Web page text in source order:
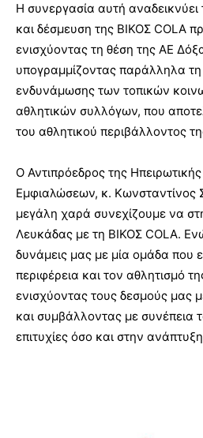
Η συνεργασία αυτή αναδεικνύει
και δέσμευση της BΙΚΟΣ COLA
ενισχύοντας τη θέση της ΑΕ
υπογραμμίζοντας παράλληλα
ενδυνάμωσης των τοπικών
αθλητικών συλλόγων, που
του αθλητικού περιβάλλοντος
Ο Αντιπρόεδρος της
Εμφιαλώσεων, κ. Κωνσταντίνος
μεγάλη χαρά συνεχίζουμε να
Λευκάδας με τη ΒΙΚΟΣ COLA.
δυνάμεις μας με μία ομάδα που
περιφέρεια και τον αθλητισμό
ενισχύοντας τους δεσμούς μας
και συμβάλλοντας με συνέπεια
επιτυχίες όσο και στην